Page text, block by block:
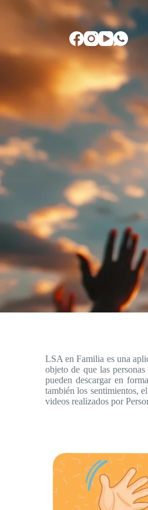
LSA en Familia es una
objeto de que las
pueden descargar en
también los sentimientos,
videos realizados por